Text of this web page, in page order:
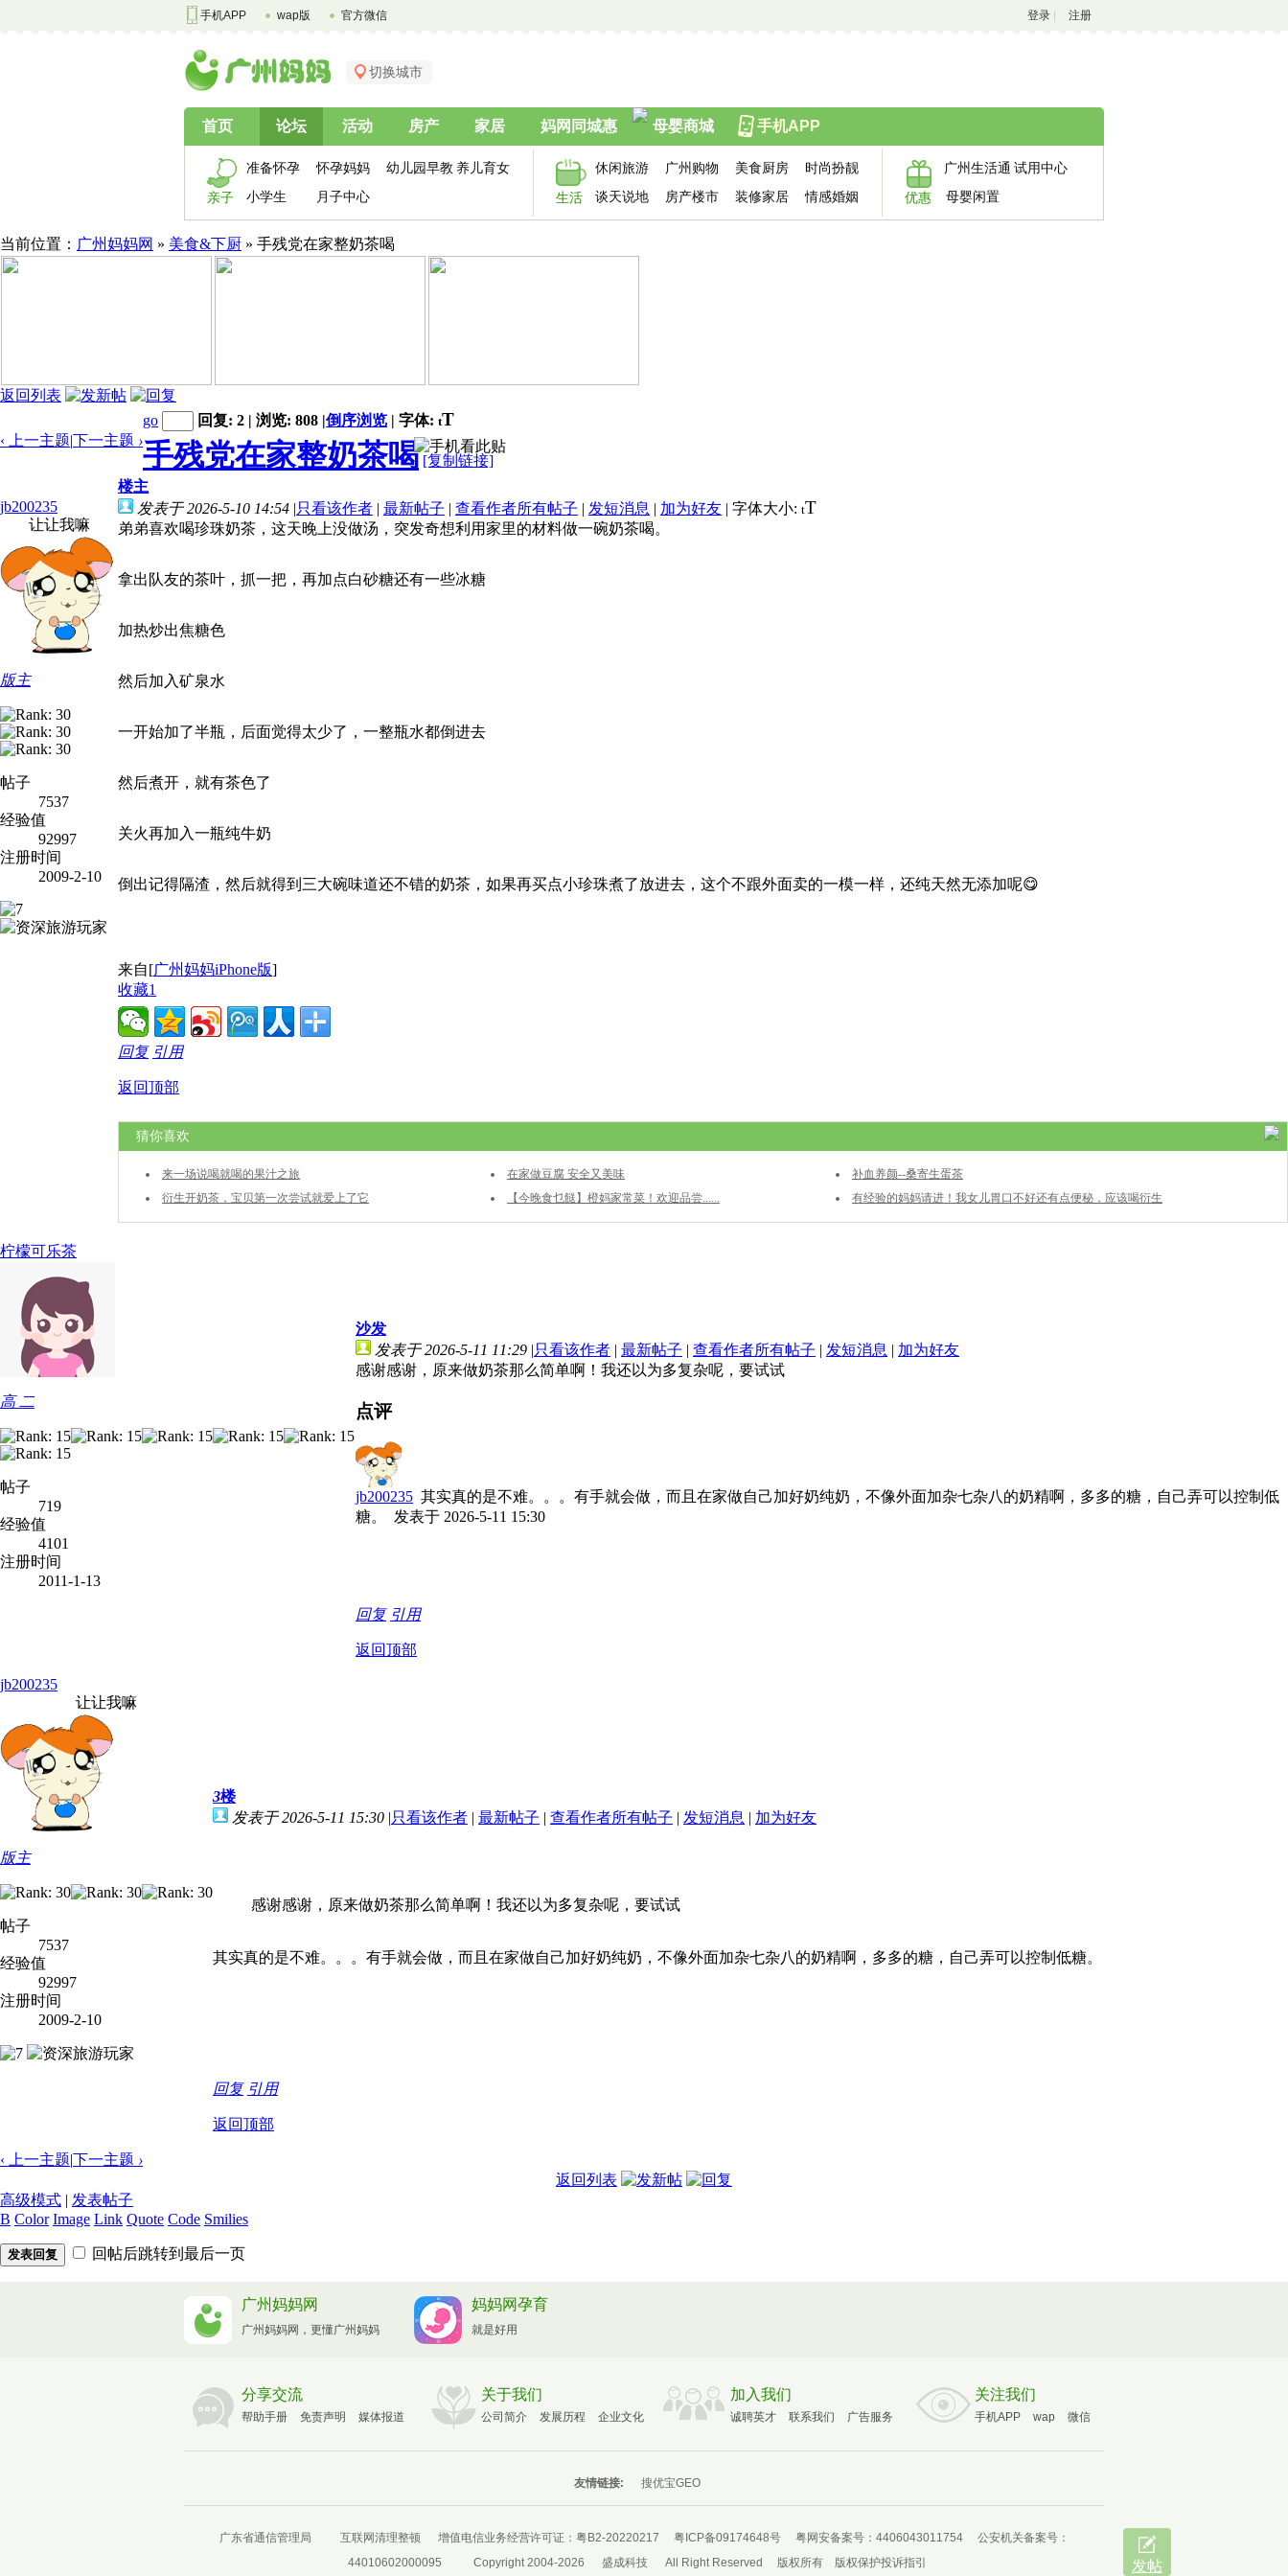
手机APP wap版 官方微信 登录 注册
切换城市
首页 论坛 活动 房产 家居 妈网同城惠 母婴商城 手机APP
亲子
准备怀孕 怀孕妈妈 幼儿园早教 养儿育女
小学生
月子中心 生活
休闲旅游 广州购物 美食厨房
时尚扮靓
谈天说地
房产楼市 装修家居 情感婚姻 优惠
广州生活通 试用中心
母婴闲置
当前位置： 广州妈妈网 » 美食&下厨 » 手残党在家整奶茶喝
返回列表
‹ 上一主题|下一主题 ›
go 回复: 2 | 浏览: 808 |倒序浏览 | 字体: tT
手残党在家整奶茶喝 [复制链接]
jb200235
让让我嘛
版主
帖子
7537
经验值
92997
注册时间
2009-2-10
楼主
发表于 2026-5-10 14:54 |只看该作者 | 最新帖子 | 查看作者所有帖子 | 发短消息 | 加为好友 | 字体大小: tT
弟弟喜欢喝珍珠奶茶，这天晚上没做汤，突发奇想利用家里的材料做一碗奶茶喝。
拿出队友的茶叶，抓一把，再加点白砂糖还有一些冰糖
加热炒出焦糖色
然后加入矿泉水
一开始加了半瓶，后面觉得太少了，一整瓶水都倒进去
然后煮开，就有茶色了
关火再加入一瓶纯牛奶
倒出记得隔渣，然后就得到三大碗味道还不错的奶茶，如果再买点小珍珠煮了放进去，这个不跟外面卖的一模一样，还纯天然无添加呢😋
来自[广州妈妈iPhone版]
收藏1
回复 引用
返回顶部
猜你喜欢
来一场说喝就喝的果汁之旅 在家做豆腐 安全又美味
补血养颜--桑寄生蛋茶
衍生开奶茶，宝贝第一次尝试就爱上了它
【今晚食乜餸】橙妈家常菜！欢迎品尝......
有经验的妈妈请进！我女儿胃口不好还有点便秘，应该喝衍生
开奶茶还是七星茶？
柠檬可乐茶
高 二
帖子
719
经验值
4101
注册时间
2011-1-13
沙发
发表于 2026-5-11 11:29 |只看该作者 | 最新帖子 | 查看作者所有帖子 | 发短消息 | 加为好友
感谢感谢，原来做奶茶那么简单啊！我还以为多复杂呢，要试试
点评
jb200235 其实真的是不难。。。有手就会做，而且在家做自己加好奶纯奶，不像外面加杂七杂八的奶精啊，多多的糖，自己弄可以控制低
糖。 发表于 2026-5-11 15:30
回复 引用
返回顶部
jb200235
让让我嘛
版主
帖子
7537
经验值
92997
注册时间
2009-2-10
3楼
发表于 2026-5-11 15:30 |只看该作者 | 最新帖子 | 查看作者所有帖子 | 发短消息 | 加为好友
感谢感谢，原来做奶茶那么简单啊！我还以为多复杂呢，要试试
其实真的是不难。。。有手就会做，而且在家做自己加好奶纯奶，不像外面加杂七杂八的奶精啊，多多的糖，自己弄可以控制低糖。
回复 引用
返回顶部
‹ 上一主题|下一主题 ›
返回列表
高级模式 | 发表帖子
B Color Image Link Quote Code Smilies
发表回复 回帖后跳转到最后一页
广州妈妈网
广州妈妈网，更懂广州妈妈
妈妈网孕育
就是好用
分享交流
帮助手册 免责声明 媒体报道
关于我们
公司简介 发展历程 企业文化
加入我们
诚聘英才 联系我们 广告服务
关注我们
手机APP wap 微信
友情链接: 搜优宝GEO
广东省通信管理局 互联网清理整顿 增值电信业务经营许可证： 粤B2-20220217 粤ICP备09174648号 粤网安备案号：4406043011754
公安机关备案号：
44010602000095
Copyright 2004-2026 盛成科技 All Right Reserved 版权所有 版权保护投诉指引 发帖